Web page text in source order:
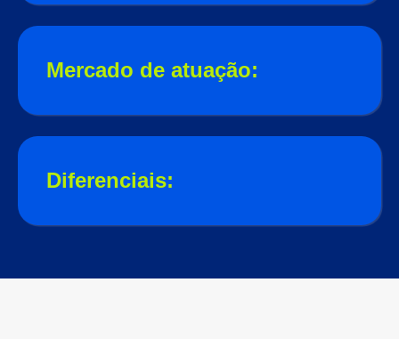
Mercado de atuação:
Diferenciais: